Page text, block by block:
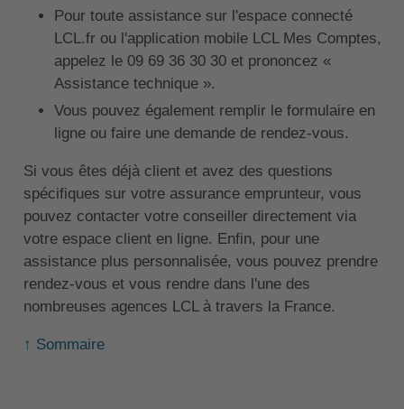
Pour toute assistance sur l'espace connecté
LCL.fr ou l'application mobile LCL Mes Comptes,
appelez le 09 69 36 30 30 et prononcez «
Assistance technique ».
Vous pouvez également remplir le formulaire en
ligne ou faire une demande de rendez-vous.
Si vous êtes déjà client et avez des questions
spécifiques sur votre assurance emprunteur, vous
pouvez contacter votre conseiller directement via
votre espace client en ligne. Enfin, pour une
assistance plus personnalisée, vous pouvez prendre
rendez-vous et vous rendre dans l'une des
nombreuses agences LCL à travers la France.
↑ Sommaire